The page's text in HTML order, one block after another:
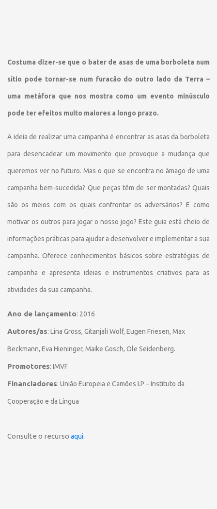
Costuma dizer-se que o bater de asas de uma borboleta num
sítio pode tornar-se num furacão do outro lado da Terra –
uma metáfora que nos mostra como um evento minúsculo
pode ter efeitos muito maiores a longo prazo.
A ideia de realizar uma campanha é encontrar as asas da borboleta
para desencadear um movimento que provoque a mudança que
queremos ver no futuro. Mas o que se encontra no âmago de uma
campanha bem-sucedida? Que peças têm de ser montadas? Quais
são os meios com os quais confrontar os adversários? E como
motivar os outros para jogar o nosso jogo? Este guia está cheio de
informações práticas para ajudar a desenvolver e implementar a sua
campanha. Oferece conhecimentos básicos sobre estratégias de
campanha e apresenta ideias e instrumentos criativos para as
atividades da sua campanha.
Ano de lançamento: 2016
Autores/as: Lina Gross, Gitanjali Wolf, Eugen Friesen, Max
Beckmann, Eva Hieninger, Maike Gosch, Ole Seidenberg.
Promotores: IMVF
Financiadores: União Europeia e Camões I.P – Instituto da
Cooperação e da Língua
Consulte o recurso aqui.